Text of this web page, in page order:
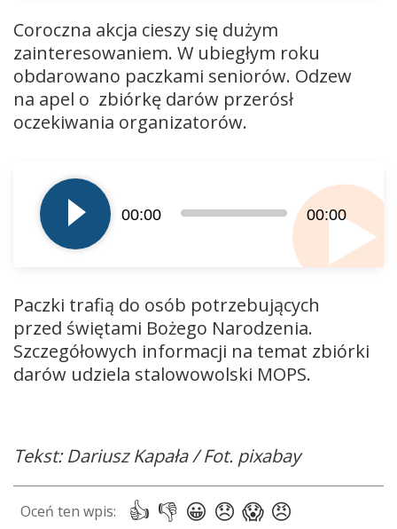
Coroczna akcja cieszy się dużym
zainteresowaniem. W ubiegłym roku
obdarowano paczkami seniorów. Odzew
na apel o zbiórkę darów przerósł
oczekiwania organizatorów.
plików
dźwiękowych
00:00 00:00
Paczki trafią do osób potrzebujących
przed świętami Bożego Narodzenia.
Szczegółowych informacji na temat zbiórki
darów udziela stalowowolski MOPS.
Tekst: Dariusz Kapała / Fot. pixabay